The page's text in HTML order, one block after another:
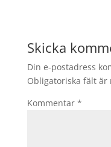
Skicka
Din e-postadress
Obligatoriska fält är
Kommentar *